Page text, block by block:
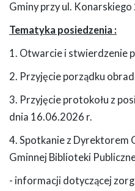
Gminy przy ul. Konarskiego
Tematyka posiedzenia :
1. Otwarcie i stwierdzenie
2. Przyjęcie porządku
3. Przyjęcie protokołu z
dnia 16.06.2026 r.
4. Spotkanie z Dyrektorem
Gminnej Biblioteki
- informacji dotyczącej